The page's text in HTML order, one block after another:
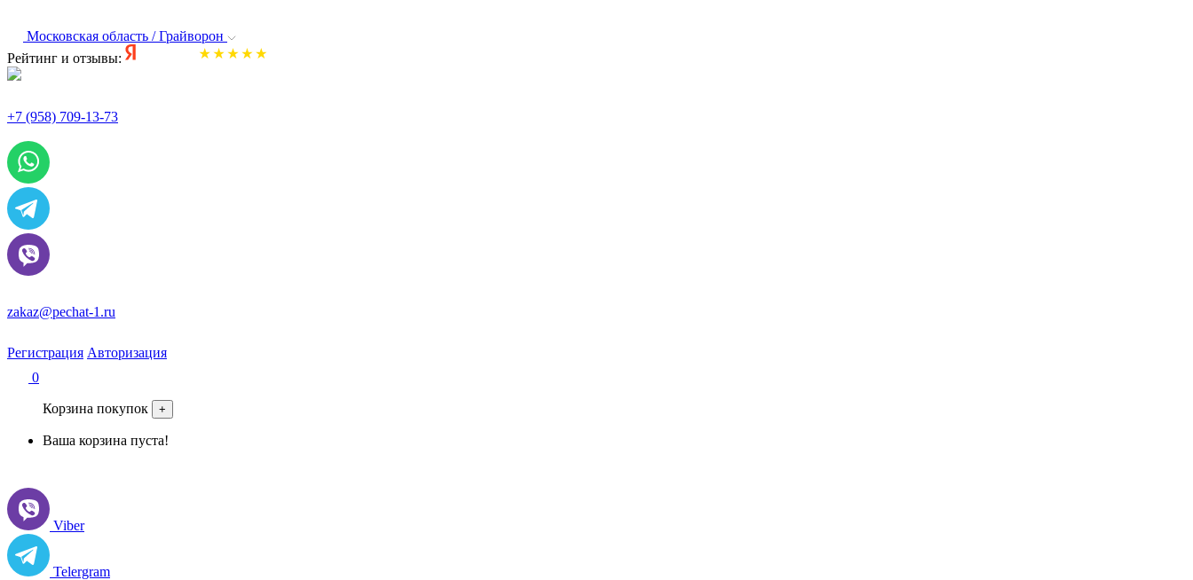
Московская область / Грайворон
Рейтинг и отзывы:
+7 (958) 709-13-73
zakaz@pechat-1.ru
Регистрация Авторизация
0
Корзина покупок +
Ваша корзина пуста!
Viber
Telergram